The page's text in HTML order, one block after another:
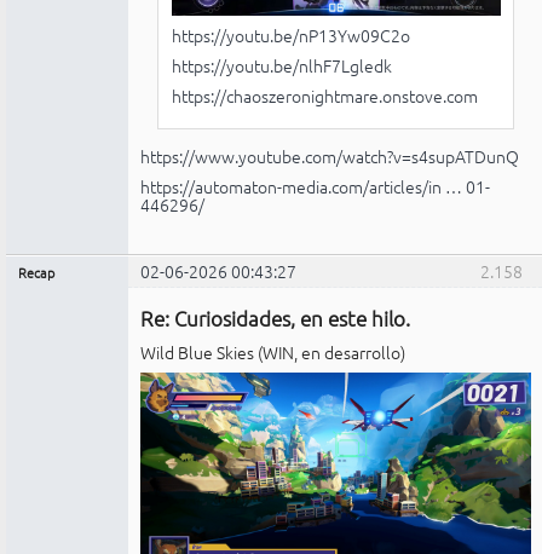
https://youtu.be/nP13Yw09C2o
https://youtu.be/nlhF7Lgledk
https://chaoszeronightmare.onstove.com
https://www.youtube.com/watch?v=s4supATDunQ
https://automaton-media.com/articles/in … 01-
446296/
2.158
Recap 02-06-2026 00:43:27
Re: Curiosidades, en este hilo.
Wild Blue Skies (WIN, en desarrollo)